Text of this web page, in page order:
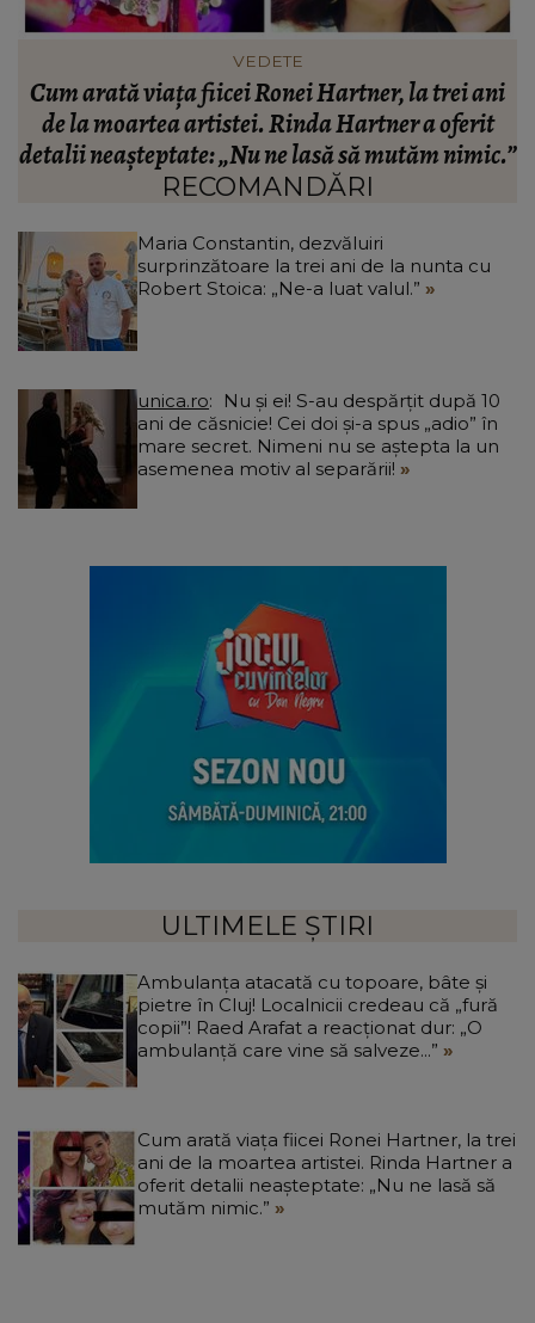
VEDETE
Cum arată viața fiicei Ronei Hartner, la trei ani
de la moartea artistei. Rinda Hartner a oferit
detalii neașteptate: „Nu ne lasă să mutăm nimic.”
RECOMANDĂRI
Maria Constantin, dezvăluiri
surprinzătoare la trei ani de la nunta cu
Robert Stoica: „Ne-a luat valul.”
unica.ro
ani de căsnicie! Cei doi și-a spus „adio” în
mare secret. Nimeni nu se aștepta la un
asemenea motiv al separării!
ULTIMELE ȘTIRI
Ambulanța atacată cu topoare, bâte și
pietre în Cluj! Localnicii credeau că „fură
copii”! Raed Arafat a reacționat dur: „O
ambulanță care vine să salveze...”
Cum arată viața fiicei Ronei Hartner, la trei
ani de la moartea artistei. Rinda Hartner a
oferit detalii neașteptate: „Nu ne lasă să
mutăm nimic.”